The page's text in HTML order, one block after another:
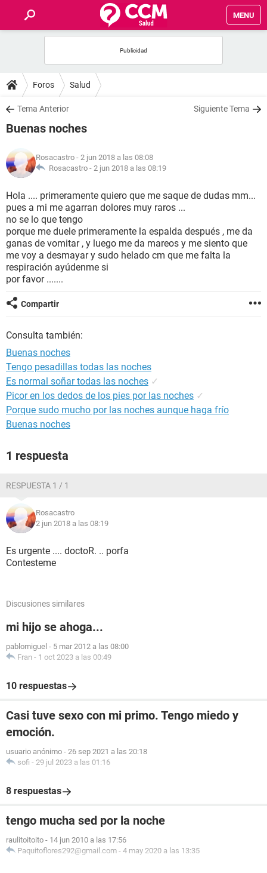
MENU
FOROS
SALUD
NUTRICIÓN
BIENESTAR
SEXUALIDAD
GLOSARIO
Foros Salud
Tema Anterior Siguiente Tema
Buenas noches
Rosacastro - 2 jun 2018 a las 08:08
Rosacastro - 2 jun 2018 a las 08:19
Hola .... primeramente quiero que me saque de dudas mm...
pues a mi me agarran dolores muy raros ...
no se lo que tengo
porque me duele primeramente la espalda después , me da
ganas de vomitar , y luego me da mareos y me siento que
me voy a desmayar y sudo helado cm que me falta la
respiración ayúdenme si
por favor .......
Compartir
Consulta también:
Buenas noches
Tengo pesadillas todas las noches
Es normal soñar todas las noches ✓
Picor en los dedos de los pies por las noches ✓
Porque sudo mucho por las noches aunque haga frío
Buenas noches
1 respuesta
RESPUESTA 1 / 1
Rosacastro
2 jun 2018 a las 08:19
Es urgente .... doctoR. .. porfa
Contesteme
Discusiones similares
mi hijo se ahoga...
pablomiguel - 5 mar 2012 a las 08:00
Fran - 1 oct 2023 a las 00:49
10 respuestas
Casi tuve sexo con mi primo. Tengo miedo y
emoción.
usuario anónimo - 26 sep 2021 a las 20:18
sofi - 29 jul 2023 a las 01:16
8 respuestas
tengo mucha sed por la noche
raulitoitoito - 14 jun 2010 a las 17:56
Paquitoflores292@gmail.com - 4 may 2020 a las 13:35